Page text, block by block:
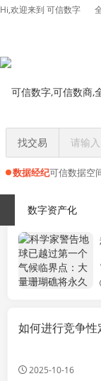
Hi,欢迎来到 可信数字
找交易
数据经纪可信数据空
数字资产化
首页 >> 新闻政策
如何进行竞争性
2025-10-16